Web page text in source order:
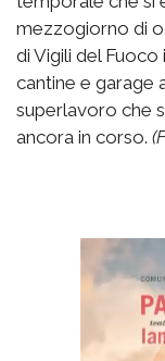
mezzogiorno di
di Vigili del
cantine e garage
superlavoro che
ancora in corso.